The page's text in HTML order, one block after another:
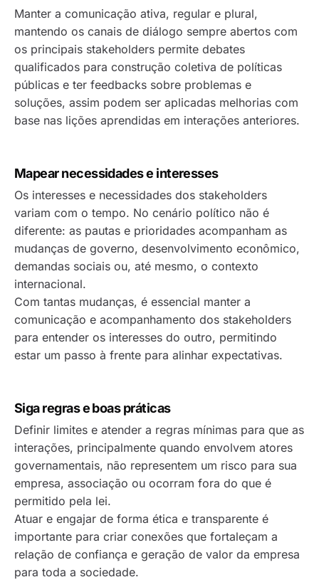
Manter a comunicação ativa, regular e plural,
mantendo os canais de diálogo sempre abertos com
os principais stakeholders permite debates
qualificados para construção coletiva de políticas
públicas e ter feedbacks sobre problemas e
soluções, assim podem ser aplicadas melhorias com
base nas lições aprendidas em interações anteriores.
Mapear necessidades e interesses
Os interesses e necessidades dos stakeholders
variam com o tempo. No cenário político não é
diferente: as pautas e prioridades acompanham as
mudanças de governo, desenvolvimento econômico,
demandas sociais ou, até mesmo, o contexto
internacional.
Com tantas mudanças, é essencial manter a
comunicação e acompanhamento dos stakeholders
para entender os interesses do outro, permitindo
estar um passo à frente para alinhar expectativas.
Siga regras e boas práticas
Definir limites e atender a regras mínimas para que as
interações, principalmente quando envolvem atores
governamentais, não representem um risco para sua
empresa, associação ou ocorram fora do que é
permitido pela lei.
Atuar e engajar de forma ética e transparente é
importante para criar conexões que fortaleçam a
relação de confiança e geração de valor da empresa
para toda a sociedade.